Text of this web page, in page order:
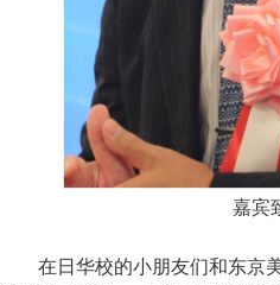
嘉宾
在日华校的小朋友们和东京